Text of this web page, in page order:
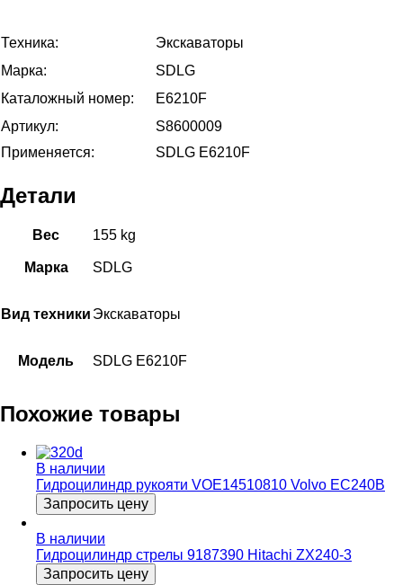
Техника:
Экскаваторы
Марка:
SDLG
Каталожный номер:
E6210F
Артикул:
S8600009
Применяется:
SDLG E6210F
Детали
Вес 155 kg
Марка SDLG
Вид техники Экскаваторы
Модель SDLG E6210F
Похожие товары
В наличии
Гидроцилиндр рукояти VOE14510810 Volvo EC240B
Запросить цену
В наличии
Гидроцилиндр стрелы 9187390 Hitachi ZX240-3
Запросить цену